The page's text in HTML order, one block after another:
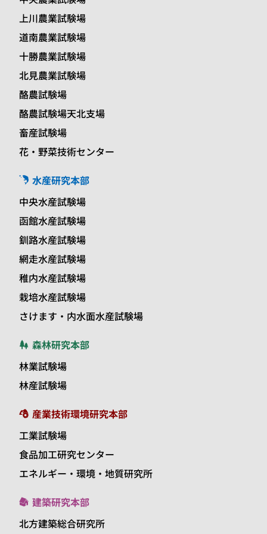
上川農業試験場
道南農業試験場
十勝農業試験場
北見農業試験場
酪農試験場
酪農試験場天北支場
畜産試験場
花・野菜技術センター
水産研究本部
中央水産試験場
函館水産試験場
釧路水産試験場
網走水産試験場
稚内水産試験場
栽培水産試験場
さけます・内水面水産試験場
森林研究本部
林業試験場
林産試験場
産業技術環境研究本部
工業試験場
食品加工研究センター
エネルギー・環境・地質研究所
建築研究本部
北方建築総合研究所